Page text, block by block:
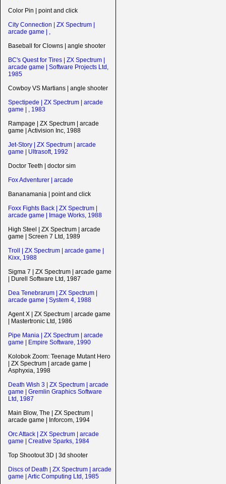
Color Pin | point and click
City Connection | ZX Spectrum |
arcade game | ,
Baseball for Clowns | angle shooter
BC's Quest for Tires | ZX Spectrum |
arcade game | Software Projects Ltd,
1985
Cowboy VS Martians | angle shooter
Spectipede | ZX Spectrum | arcade
game | , 1983
Rampage | ZX Spectrum | arcade
game | Activision Inc, 1988
Jet-Story | ZX Spectrum | arcade
game | Ultrasoft, 1992
Doctor Teeth | doctor sim
Fox Adventurer | arcade
Bananamania | point and click
Foxx Fights Back | ZX Spectrum |
arcade game | Image Works, 1988
High Steel | ZX Spectrum | arcade
game | Screen 7 Ltd, 1989
Troll | ZX Spectrum | arcade game |
Kixx, 1988
Sigma 7 | ZX Spectrum | arcade game
| Durell Software Ltd, 1987
Dea Tenebrarum | ZX Spectrum |
arcade game | System 4, 1988
Agent X | ZX Spectrum | arcade game
| Mastertronic Ltd, 1986
Pipe Mania | ZX Spectrum | arcade
game | Empire Software, 1990
Kolobok Zoom: Teenage Mutant Hero
| ZX Spectrum | arcade game |
Asphyxia, 1998
Death Wish 3 | ZX Spectrum | arcade
game | Gremlin Graphics Software
Ltd, 1987
Main Blow, The | ZX Spectrum |
arcade game | Inforcom, 1994
Orc Attack | ZX Spectrum | arcade
game | Creative Sparks, 1984
Top Shootout 3D | 3d shooter
Discs of Death | ZX Spectrum | arcade
game | Artic Computing Ltd, 1985